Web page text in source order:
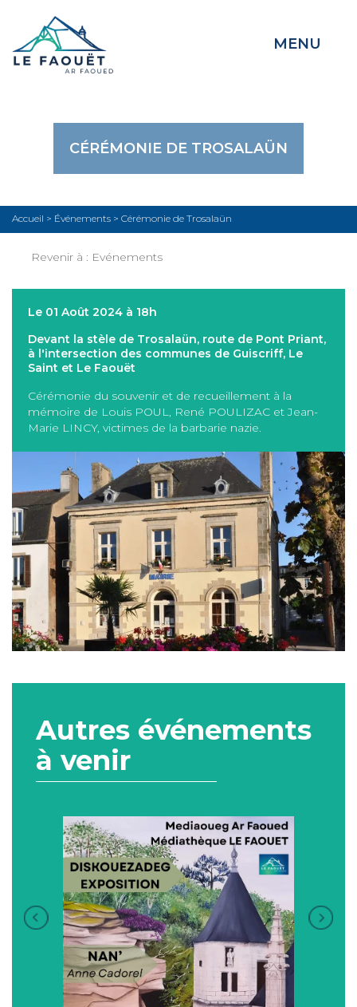
MENU
CÉRÉMONIE DE TROSALAÜN
Accueil > Événements > Cérémonie de Trosalaün
Revenir à : Evénements
Le 01 Août 2024 à 18h
Devant la stèle de Trosalaün, route de Pont Priant,
à l'intersection des communes de Guiscriff, Le
Saint et Le Faouët
Cérémonie du souvenir et de recueillement à la
mémoire de Louis POUL, René POULIZAC et Jean-
Marie LINCY, victimes de la barbarie nazie.
Autres événements
à venir